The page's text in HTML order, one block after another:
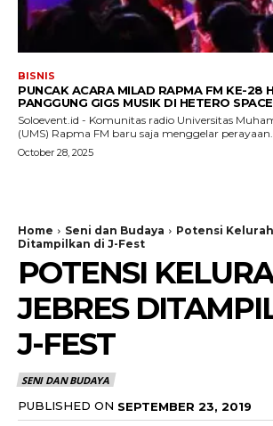
BISNIS
PUNCAK ACARA MILAD RAPMA FM KE-28
PANGGUNG GIGS MUSIK DI HETERO
Soloevent.id - Komunitas radio Universitas
(UMS) Rapma FM baru saja menggelar perayaan...
October 28, 2025